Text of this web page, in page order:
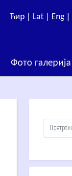
Ћир | Lat | Eng |
Фото галерија